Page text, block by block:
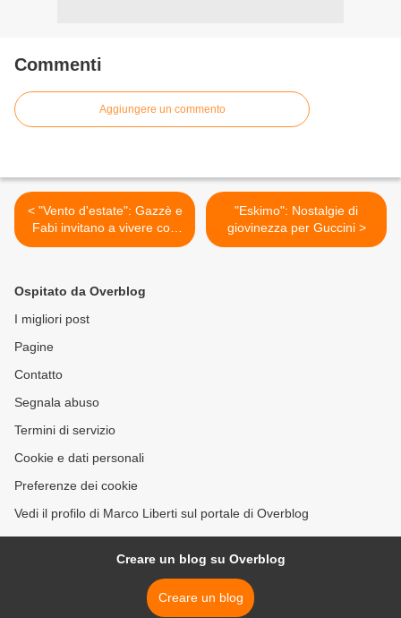
Commenti
Aggiungere un commento
< "Vento d'estate": Gazzè e
Fabi invitano a vivere con
leggerezza
"Eskimo": Nostalgie di
giovinezza per Guccini >
Ospitato da Overblog
I migliori post
Pagine
Contatto
Segnala abuso
Termini di servizio
Cookie e dati personali
Preferenze dei cookie
Vedi il profilo di Marco Liberti sul portale di Overblog
Creare un blog su Overblog
Creare un blog